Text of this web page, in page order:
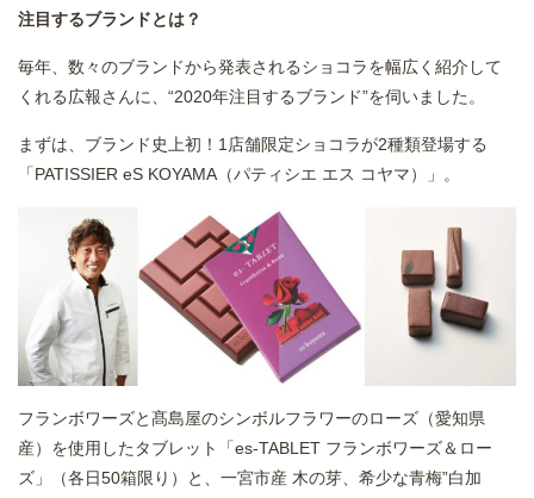
注目するブランドとは？
毎年、数々のブランドから発表されるショコラを幅広く紹介して
くれる広報さんに、“2020年注目するブランド”を伺いました。
まずは、ブランド史上初！1店舗限定ショコラが2種類登場する
「PATISSIER eS KOYAMA（パティシエ エス コヤマ）」。
フランボワーズと髙島屋のシンボルフラワーのローズ（愛知県
産）を使用したタブレット「es-TABLET フランボワーズ＆ロー
ズ」（各日50箱限り）と、一宮市産 木の芽、希少な青梅”白加